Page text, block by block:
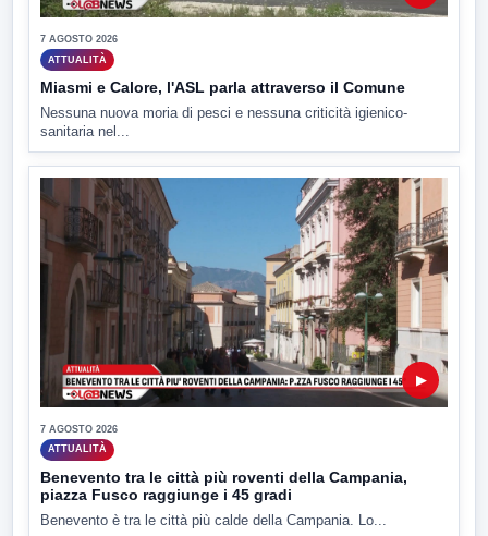
7 AGOSTO 2026
ATTUALITÀ
Miasmi e Calore, l'ASL parla attraverso il Comune
Nessuna nuova moria di pesci e nessuna criticità igienico-
sanitaria nel...
▶
7 AGOSTO 2026
ATTUALITÀ
Benevento tra le città più roventi della Campania,
piazza Fusco raggiunge i 45 gradi
Benevento è tra le città più calde della Campania. Lo...